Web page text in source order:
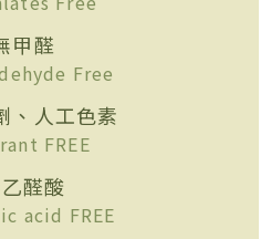
甲醛
Free
、人工色素
FREE
醛酸
acid FREE